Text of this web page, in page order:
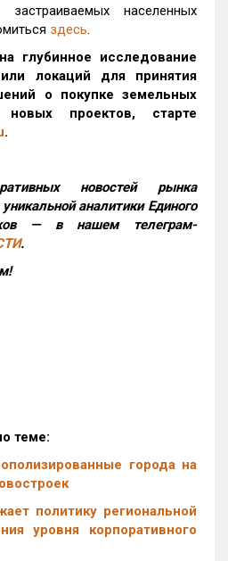
населенных
здесь.
глубинное исследование
локаций для принятия
о покупке земельных
проектов, старте
.
новостей рынка
аналитики Единого
— в нашем телеграм-
.
теме:
города на
политику региональной
уровня корпоративного